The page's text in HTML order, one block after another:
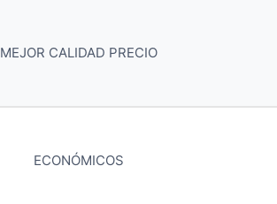
MEJOR CALIDAD PRECIO
ECONÓMICOS